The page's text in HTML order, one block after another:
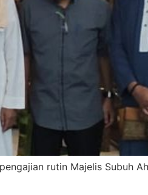
rutin Majelis Subuh